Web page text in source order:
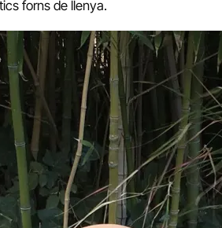
forns de llenya.